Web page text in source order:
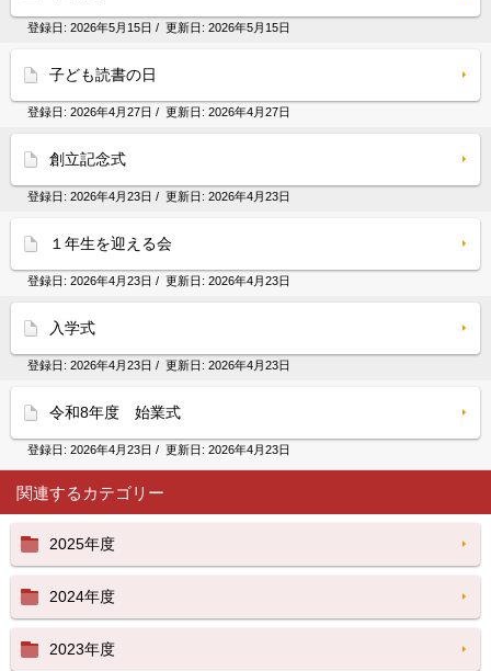
登録日: 2026年5月15日 / 更新日: 2026年5月15日
子ども読書の日
登録日: 2026年4月27日 / 更新日: 2026年4月27日
創立記念式
登録日: 2026年4月23日 / 更新日: 2026年4月23日
１年生を迎える会
登録日: 2026年4月23日 / 更新日: 2026年4月23日
入学式
登録日: 2026年4月23日 / 更新日: 2026年4月23日
令和8年度 始業式
登録日: 2026年4月23日 / 更新日: 2026年4月23日
関連するカテゴリー
2025年度
2024年度
2023年度